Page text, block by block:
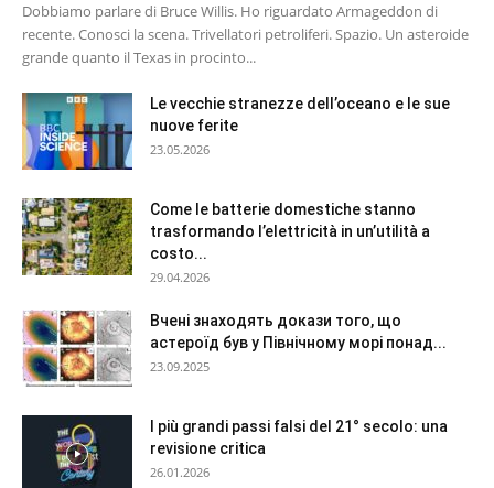
Dobbiamo parlare di Bruce Willis. Ho riguardato Armageddon di
recente. Conosci la scena. Trivellatori petroliferi. Spazio. Un asteroide
grande quanto il Texas in procinto...
Le vecchie stranezze dell’oceano e le sue
nuove ferite
23.05.2026
Come le batterie domestiche stanno
trasformando l’elettricità in un’utilità a
costo...
29.04.2026
Вчені знаходять докази того, що
астероїд був у Північному морі понад...
23.09.2025
I più grandi passi falsi del 21° secolo: una
revisione critica
26.01.2026